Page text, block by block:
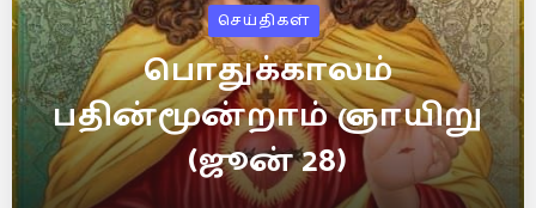
செய்திகள்
பொதுக்காலம்
பதின்மூன்றாம் ஞாயிறு
(ஜூன் 28)